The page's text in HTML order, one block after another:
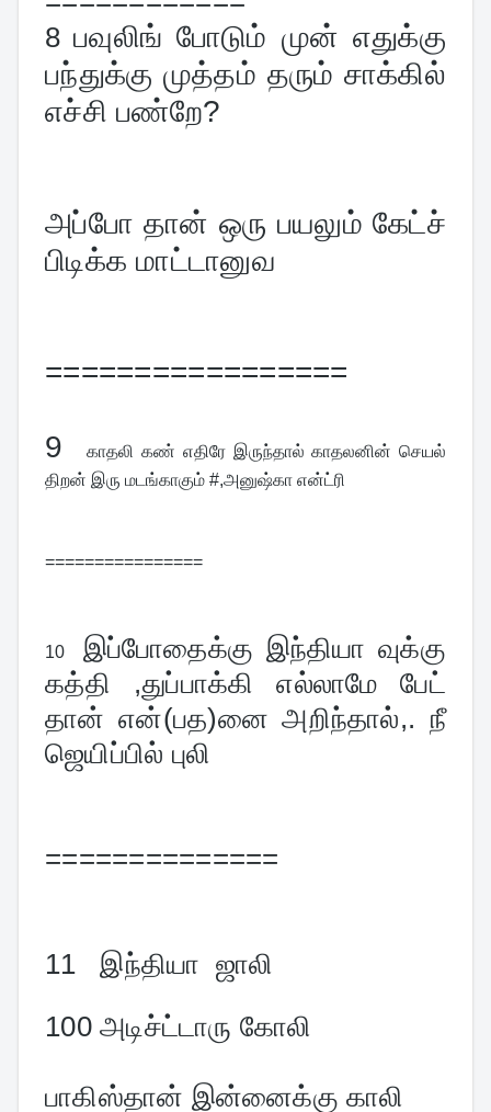
8 பவுலிங் போடும் முன் எதுக்கு
பந்துக்கு முத்தம் தரும் சாக்கில்
எச்சி பண்றே?
அப்போ தான் ஒரு பயலும் கேட்ச்
பிடிக்க மாட்டானுவ
=================
9 காதலி கண் எதிரே இருந்தால் காதலனின் செயல்
திறன் இரு மடங்காகும் #,அனுஷ்கா என்ட்ரி
================
10 இப்போதைக்கு இந்தியா வுக்கு
கத்தி ,துப்பாக்கி எல்லாமே பேட்
தான் என்(பத)னை அறிந்தால்,. நீ
ஜெயிப்பில் புலி
==============
11 இந்தியா  ஜாலி
100 அடிச்ட்டாரு கோலி
பாகிஸ்தான் இன்னைக்கு காலி